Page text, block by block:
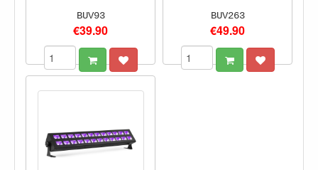
BUV93
€39.90
BUV263
€49.90